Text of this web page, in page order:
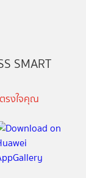
SMART
รงใจคุณ